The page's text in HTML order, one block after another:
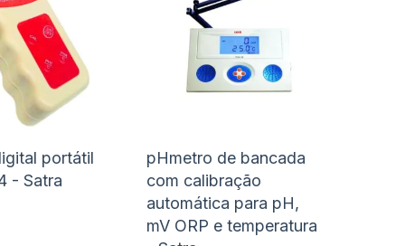
portátil
- Satra
lista
desejos
Adicionar
para
Comparar
pHmetro de bancada
com calibração
automática para pH,
mV ORP e temperatura